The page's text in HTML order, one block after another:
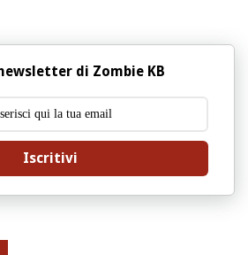
di Zombie KB
Iscritivi